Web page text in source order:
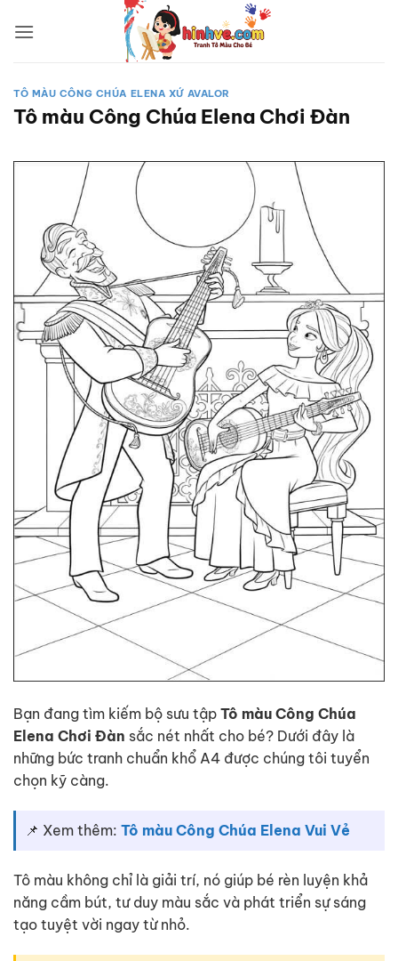
qua
TÔ MÀU CÔNG CHÚA ELENA XỨ AVALOR
Tô màu Công Chúa Elena Chơi Đàn
Bạn đang tìm kiếm bộ sưu tập Tô màu Công Chúa
Elena Chơi Đàn sắc nét nhất cho bé? Dưới đây là
những bức tranh chuẩn khổ A4 được chúng tôi tuyển
chọn kỹ càng.
📌 Xem thêm: Tô màu Công Chúa Elena Vui Vẻ
Tô màu không chỉ là giải trí, nó giúp bé rèn luyện khả
năng cầm bút, tư duy màu sắc và phát triển sự sáng
tạo tuyệt vời ngay từ nhỏ.